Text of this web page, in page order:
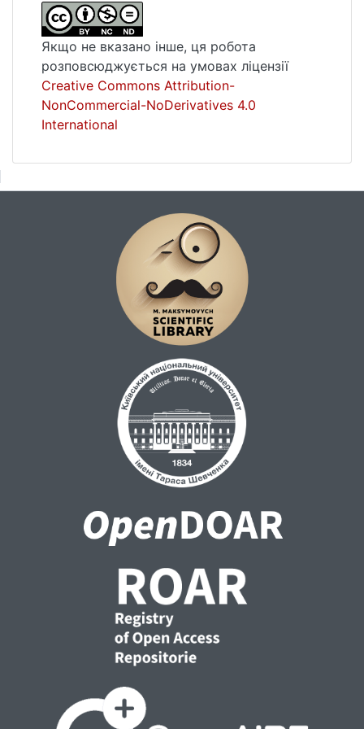
Важливим при цьому є досягнення
балансу суспільних та індивідуальних
інтересів, комерційної вигоди
підприємництва у сфері допоміжних
репродуктивних технологій та
забезпечення можливості здійснення
права на материнство та права на
країн світу немає заперечень з приводу
застосування штучного запліднення, де в
якості донора виступає один із подружжя.
Водночас, щодо питання комерційного
використання репродуктивних матеріалів
та послуг сурогатних матерів єдиної
думки у конституційно-правовій теорії та
законодавстві немає. По-різному
законодавець окремих держав підходить і
до регулювання питання про материнство і
батьківство щодо дитини, зачатої за
допомогою штучних методів репродукції.
Найбільша кількість відмінностей у
правовому регулюванні спостерігається
при використанні сурогатного
материнства та способів встановлення
Підкреслено, що до змісту сучасних
конституцій практично не включаються
застосування допоміжних репродуктивних
технологій. Найбільш повним чином на
конституційному рівні регламентування
репродуктивних прав міститься у
Конституції Швейцарії та частково в
із загальної тенденції. У багатьох
державах світу допоміжні репродуктивні
Якщо не вказано інше, ця робота
розповсюджується на умовах ліцензії
Creative Commons Attribution-
NonCommercial-NoDerivatives 4.0
International